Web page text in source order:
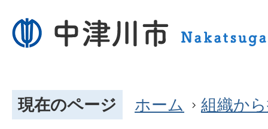
現在のページ ホーム 組織か